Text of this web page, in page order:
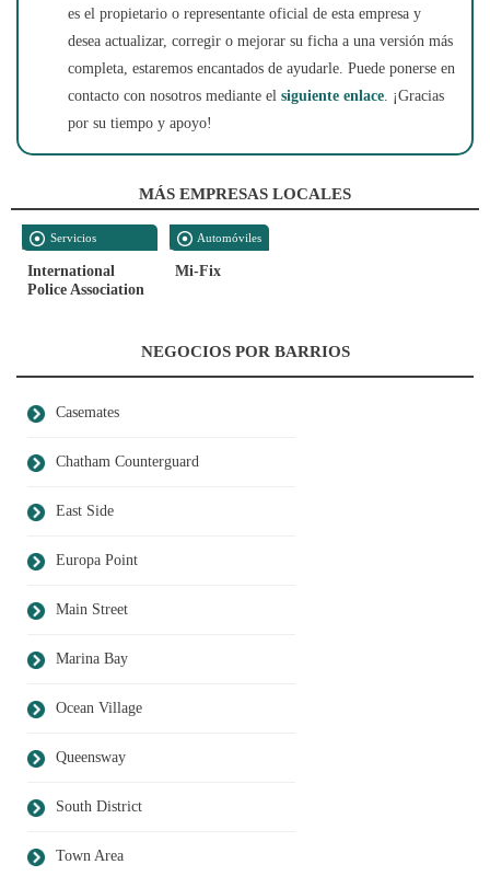
es el propietario o representante oficial de esta empresa y
desea actualizar, corregir o mejorar su ficha a una versión más
completa, estaremos encantados de ayudarle. Puede ponerse en
contacto con nosotros mediante el siguiente enlace. ¡Gracias
por su tiempo y apoyo!
MÁS EMPRESAS LOCALES
Servicios
Empresariales
International
Police Association
Automóviles
Mi-Fix
NEGOCIOS POR BARRIOS
Casemates
Chatham Counterguard
East Side
Europa Point
Main Street
Marina Bay
Ocean Village
Queensway
South District
Town Area